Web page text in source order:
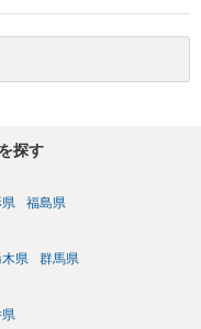
イセンス素材を、利用条
た図を残したい場合は、
探す
県 福島県
県 群馬県